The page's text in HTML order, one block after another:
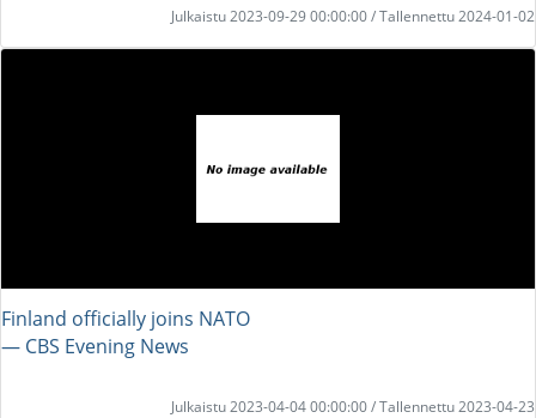
Julkaistu 2023-09-29 00:00:00 / Tallennettu 2024-01-02
Finland officially joins NATO
― CBS Evening News
Julkaistu 2023-04-04 00:00:00 / Tallennettu 2023-04-23